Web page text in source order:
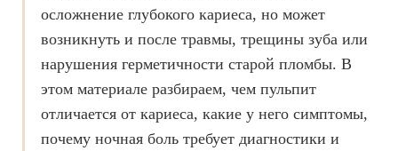
Элайнеры ClearCorrect
Ретейнеры
осложнение глубокого кариеса, но может
возникнуть и после травмы, трещины зуба или
нарушения герметичности старой пломбы. В
этом материале разбираем, чем пульпит
отличается от кариеса, какие у него симптомы,
почему ночная боль требует диагностики и